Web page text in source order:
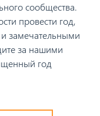
сообщества.
провести год,
замечательными
за нашими
год